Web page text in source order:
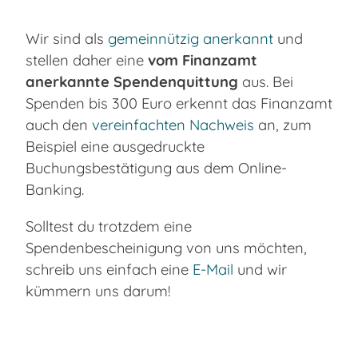
Wir sind als gemeinnützig anerkannt und
stellen daher eine vom Finanzamt
anerkannte Spendenquittung aus. Bei
Spenden bis 300 Euro erkennt das Finanzamt
auch den vereinfachten Nachweis an, zum
Beispiel eine ausgedruckte
Buchungsbestätigung aus dem Online-
Banking.
Solltest du trotzdem eine
Spendenbescheinigung von uns möchten,
schreib uns einfach eine E-Mail und wir
kümmern uns darum!